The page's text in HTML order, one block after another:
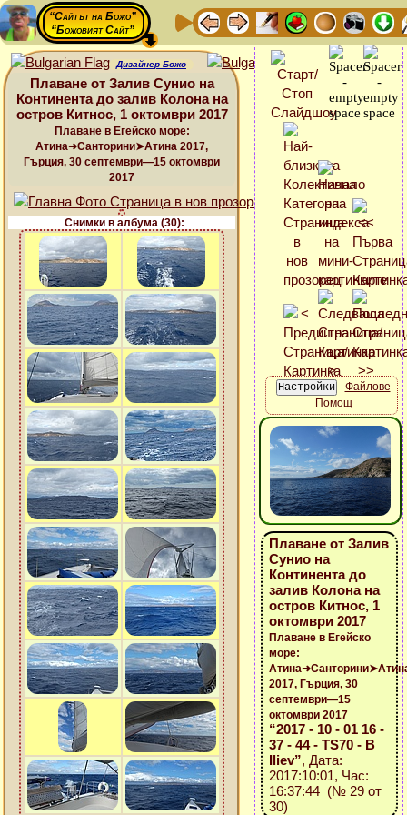
“Сайтът на Божо”
“Божовият Сайт”
Дизайнер Божо
Плаване от Залив Сунио на
Континента до залив Колона на
остров Китнос, 1 октомври 2017
Плаване в Егейско море:
Атина➜Санторини➤Атина 2017,
Гърция, 30 септември—15 октомври
2017
Снимки в албума (30):
Файлове
Помощ
Плаване от Залив
Сунио на
Континента до
залив Колона на
остров Китнос, 1
октомври 2017
Плаване в Егейско
море:
2017, Гърция, 30
септември—15
октомври 2017
“2017 - 10 - 01 16 -
37 - 44 - TS70 - B
Iliev”, Дата:
2017:10:01, Час:
16:37:44 (№ 29 от
30)